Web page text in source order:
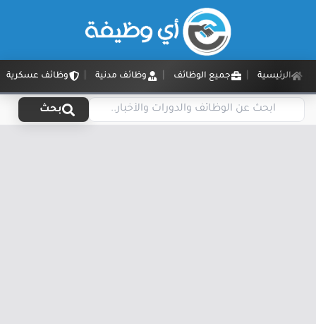
الرئيسية جميع الوظائف وظائف مدنية وظائف عسكرية
بحث